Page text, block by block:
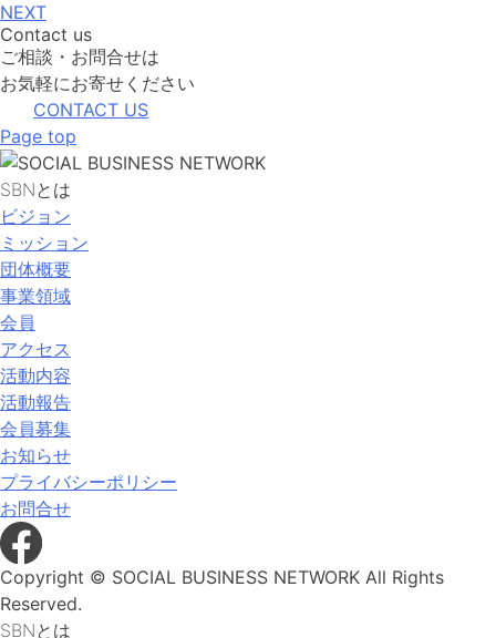
NEXT
Contact us
ご相談・お問合せは
お気軽にお寄せください
CONTACT US
Page top
SBNとは
ビジョン
ミッション
団体概要
事業領域
会員
アクセス
活動内容
活動報告
会員募集
お知らせ
プライバシーポリシー
お問合せ
Copyright © SOCIAL BUSINESS NETWORK All Rights
Reserved.
SBNとは